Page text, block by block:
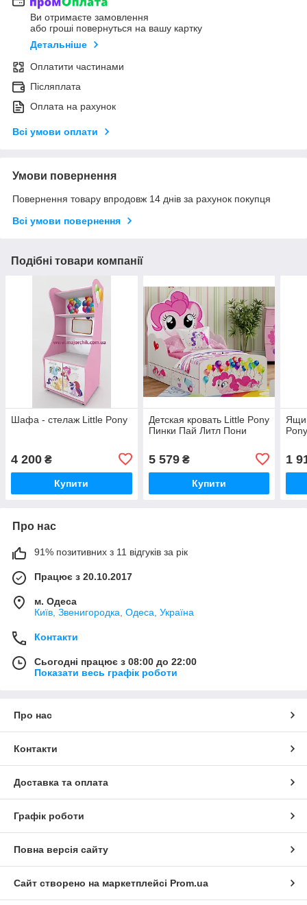
Ви отримаєте замовлення
або гроші повернуться на вашу картку
Детальніше
Оплатити частинами
Післяплата
Оплата на рахунок
Всі умови оплати
Умови повернення
Повернення товару впродовж 14 днів за рахунок покупця
Всі умови повернення
Подібні товари компанії
Шафа - стелаж Little Pony
4 200 ₴
Купити
Детская кровать Little Pony
Пинки Пай Литл Пони
5 579₴
Купити
1
Про нас
91% позитивних з 11 відгуків за рік
Працює з 20.10.2017
м. Одеса
Київ, Звенигородка, Одеса, Україна
Контакти
Сьогодні працює з 08:00 до 22:00
Показати весь графік роботи
Про нас
Контакти
Доставка та оплата
Графік роботи
Повна версія сайту
Сайт створено на маркетплейсі Prom.ua